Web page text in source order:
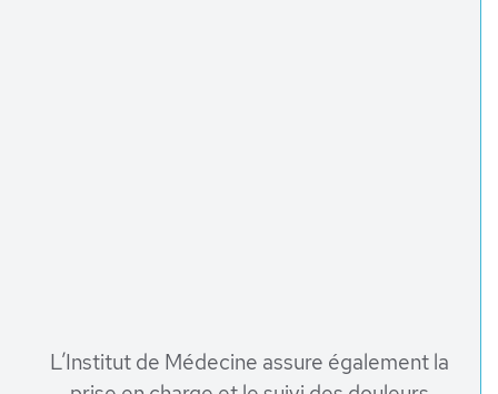
L’Institut de Médecine assure également la